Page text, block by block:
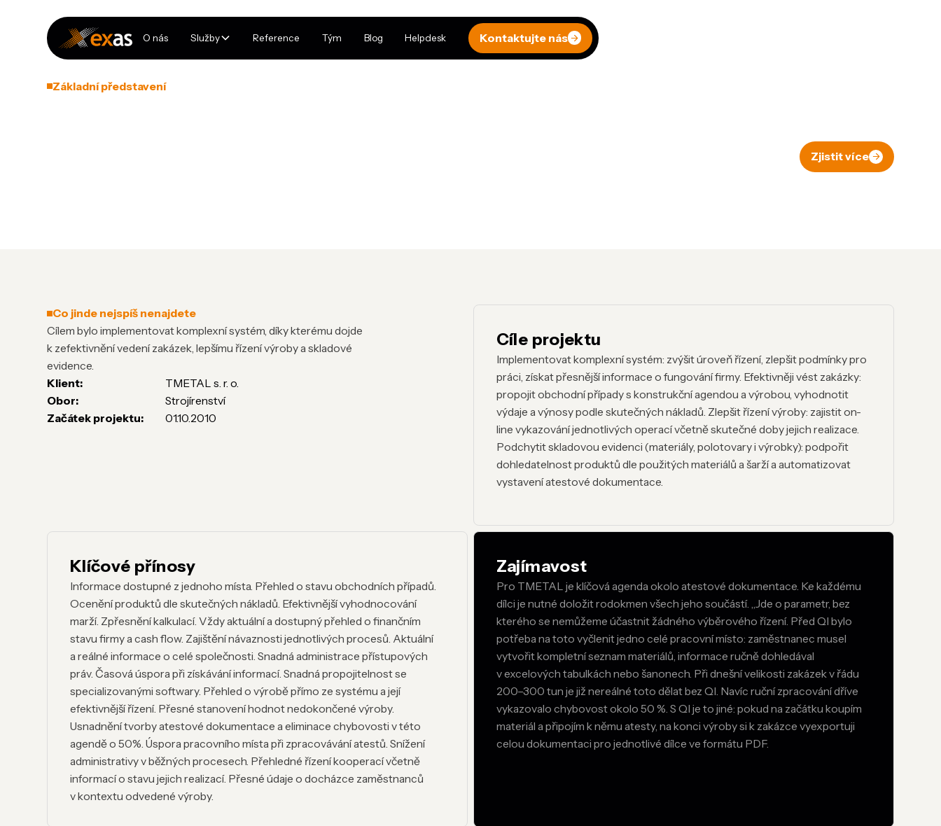
O nás Služby Reference Tým Blog Helpdesk Kontaktujte nás
Základní představení
Zjistit více
Co jinde nejspíš nenajdete
Cílem bylo implementovat komplexní systém, díky kterému dojde
k zefektivnění vedení zakázek, lepšímu řízení výroby a skladové
evidence.
Klient:
TMETAL s. r. o.
Obor:
Strojírenství
Začátek projektu:
01.10.2010
Cíle projektu
Implementovat komplexní systém: zvýšit úroveň řízení, zlepšit podmínky pro
práci, získat přesnější informace o fungování firmy. Efektivněji vést zakázky:
propojit obchodní případy s konstrukční agendou a výrobou, vyhodnotit
výdaje a výnosy podle skutečných nákladů. Zlepšit řízení výroby: zajistit on-
line vykazování jednotlivých operací včetně skutečné doby jejich realizace.
Podchytit skladovou evidenci (materiály, polotovary i výrobky): podpořit
dohledatelnost produktů dle použitých materiálů a šarží a automatizovat
vystavení atestové dokumentace.
Klíčové přínosy
Informace dostupné z jednoho místa. Přehled o stavu obchodních případů.
Ocenění produktů dle skutečných nákladů. Efektivnější vyhodnocování
marží. Zpřesnění kalkulací. Vždy aktuální a dostupný přehled o finančním
stavu firmy a cash flow. Zajištění návaznosti jednotlivých procesů. Aktuální
a reálné informace o celé společnosti. Snadná administrace přístupových
práv. Časová úspora při získávání informací. Snadná propojitelnost se
specializovanými softwary. Přehled o výrobě přímo ze systému a její
efektivnější řízení. Přesné stanovení hodnot nedokončené výroby.
Usnadnění tvorby atestové dokumentace a eliminace chybovosti v této
agendě o 50%. Úspora pracovního místa při zpracovávání atestů. Snížení
administrativy v běžných procesech. Přehledné řízení kooperací včetně
informací o stavu jejich realizací. Přesné údaje o docházce zaměstnanců
v kontextu odvedené výroby.
Zajímavost
Pro TMETAL je klíčová agenda okolo atestové dokumentace. Ke každému
dílci je nutné doložit rodokmen všech jeho součástí. „Jde o parametr, bez
kterého se nemůžeme účastnit žádného výběrového řízení. Před QI bylo
potřeba na toto vyčlenit jedno celé pracovní místo: zaměstnanec musel
vytvořit kompletní seznam materiálů, informace ručně dohledával
v excelových tabulkách nebo šanonech. Při dnešní velikosti zakázek v řádu
200–300 tun je již nereálné toto dělat bez QI. Navíc ruční zpracování dříve
vykazovalo chybovost okolo 50 %. S QI je to jiné: pokud na začátku koupím
materiál a připojím k němu atesty, na konci výroby si k zakázce vyexportuji
celou dokumentaci pro jednotlivé dílce ve formátu PDF.